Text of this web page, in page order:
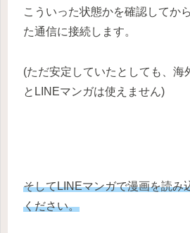
こういった状態かを確認してか
た通信に接続します。
(ただ安定していたとしても、海
とLINEマンガは使えません)
そしてLINEマンガで漫画を読み
ください。